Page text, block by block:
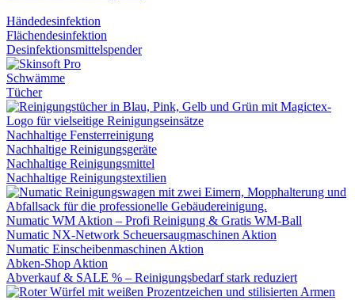
Händedesinfektion
Flächendesinfektion
Desinfektionsmittelspender
Schwämme
Tücher
Nachhaltige Fensterreinigung
Nachhaltige Reinigungsgeräte
Nachhaltige Reinigungsmittel
Nachhaltige Reinigungstextilien
Numatic WM Aktion – Profi Reinigung & Gratis WM-Ball
Numatic NX-Network Scheuersaugmaschinen Aktion
Numatic Einscheibenmaschinen Aktion
Abken-Shop Aktion
Abverkauf & SALE % – Reinigungsbedarf stark reduziert